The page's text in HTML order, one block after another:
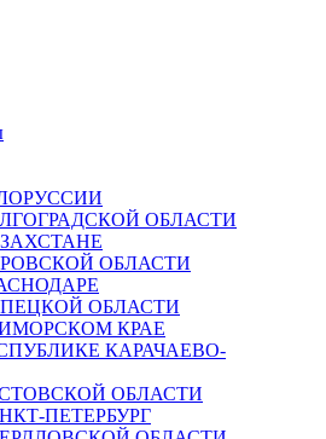
ОБЛАСТИ
ОБЛАСТИ
ОБЛАСТИ
КРАЕ
КАРАЧАЕВО-
ОБЛАСТИ
ПЕТЕРБУРГ